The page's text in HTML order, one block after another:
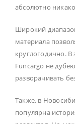
абсолютно
Широкий
материала
круглогодично.
Funcargo не
разворачивать
Также, в
популярна